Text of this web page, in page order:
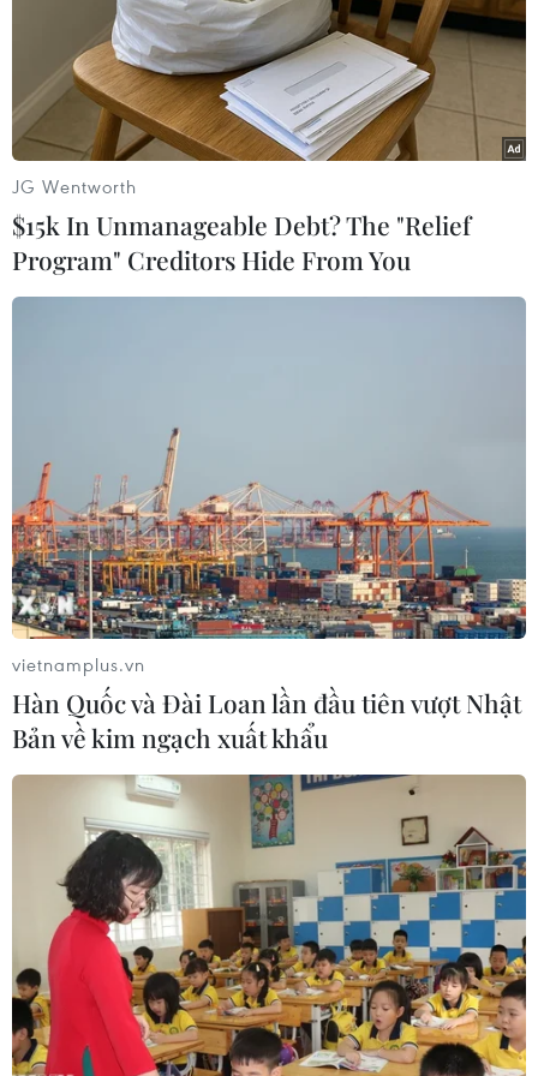
nhiều thương vong ở châu
09/08/2026 03:15
09/08/2026 03:02
Thái Lan xây dựng tiêu
Khủng hoảng nắng nóng
Những lý do khiến du
khách Ấn Độ chuyển
hướng sang Việt Nam
08/08/2026 23:58
Cộng hòa Dân chủ Congo
ghi nhận hơn 300 trẻ em
08/08/2026 15:21
Đà Nẵng: Hỗ trợ 700 triệu
đồng cho đồng bào nghèo
xã Hùng Sơn
08/08/2026 09:58
Vùng 3 Hải quân cứu thành
công 1 nạn nhân bị sóng
cuốn tại Mũi Nghê
08/08/2026 08:43
JG Wentworth
$15k In Unmanageable Debt? The "Relief
Program" Creditors Hide From You
vietnamplus.vn
Hàn Quốc và Đài Loan lần đầu tiên vượt Nhật
Bản về kim ngạch xuất khẩu